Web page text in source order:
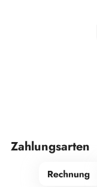
Zahlungsarten